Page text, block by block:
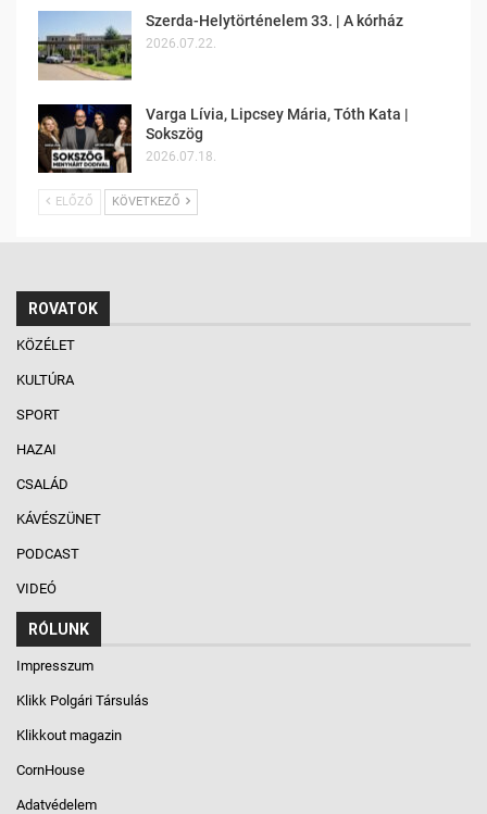
Szerda-Helytörténelem 33. | A kórház
2026.07.22.
Varga Lívia, Lipcsey Mária, Tóth Kata |
Sokszög
2026.07.18.
ELŐZŐ KÖVETKEZŐ
ROVATOK
KÖZÉLET
KULTÚRA
SPORT
HAZAI
CSALÁD
KÁVÉSZÜNET
PODCAST
VIDEÓ
RÓLUNK
Impresszum
Klikk Polgári Társulás
Klikkout magazin
CornHouse
Adatvédelem